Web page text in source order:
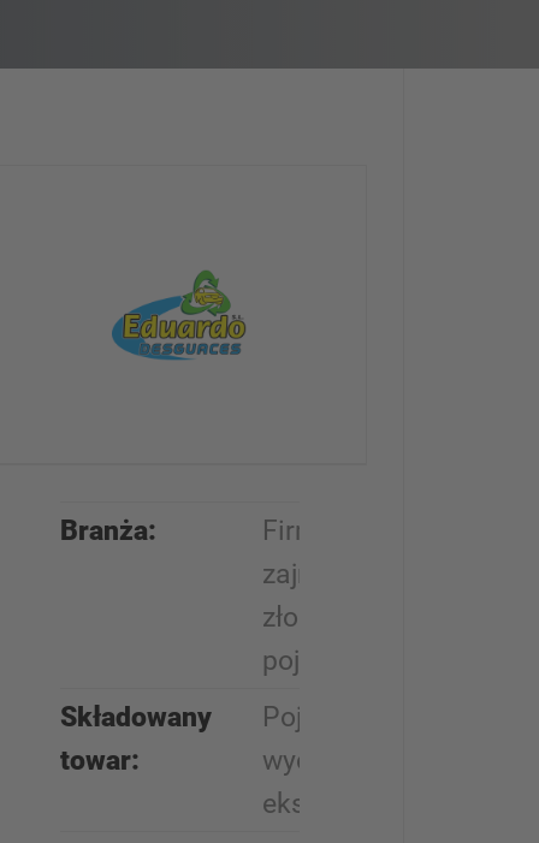
Branża:
Firma
zajmująca się
złomowaniem
pojazdów
Składowany
towar:
Pojazdy
wycofane z
eksploatacji